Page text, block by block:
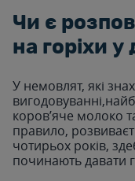
Чи є
на горіхи у
У немовлят, які
коров’яче молоко
правило,
чотирьох років,
починають давати